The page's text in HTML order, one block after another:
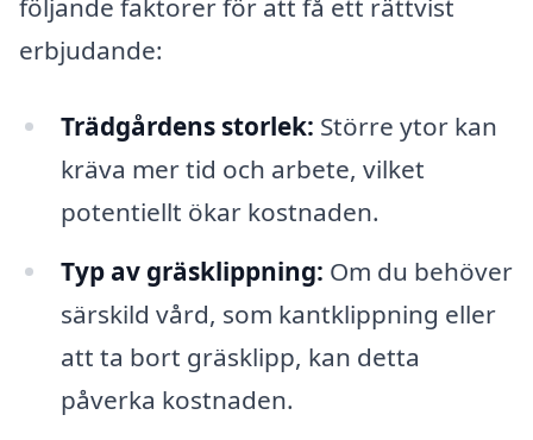
följande faktorer för att få ett rättvist
erbjudande:
Trädgårdens storlek: Större ytor kan
kräva mer tid och arbete, vilket
potentiellt ökar kostnaden.
Typ av gräsklippning: Om du behöver
särskild vård, som kantklippning eller
att ta bort gräsklipp, kan detta
påverka kostnaden.